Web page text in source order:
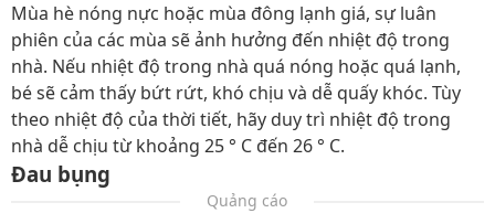
Mùa hè nóng nực hoặc mùa đông lạnh giá, sự luân
phiên của các mùa sẽ ảnh hưởng đến nhiệt độ trong
nhà. Nếu nhiệt độ trong nhà quá nóng hoặc quá lạnh,
bé sẽ cảm thấy bứt rứt, khó chịu và dễ quấy khóc. Tùy
theo nhiệt độ của thời tiết, hãy duy trì nhiệt độ trong
nhà dễ chịu từ khoảng 25 ° C đến 26 ° C.
Đau bụng
Quảng cáo